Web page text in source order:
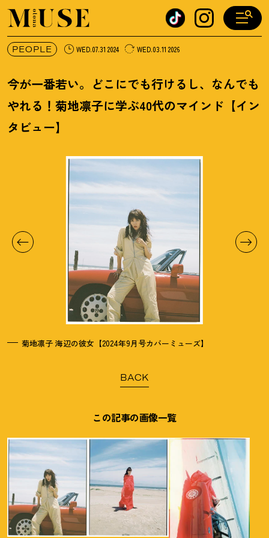
オトナミューズ ウェブ
PEOPLE WED.07.31 2024 WED.03.11 2026
今が一番若い。どこにでも行けるし、なんでも
やれる ！ 菊地凛子に学ぶ40代のマインド【イン
タビュー】
菊地凛子 海辺の彼女【2024年9月号カバーミューズ】
BACK
この記事の画像一覧